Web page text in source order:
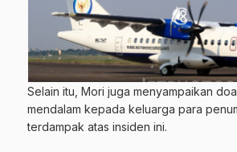
Selain itu, Mori juga menyampaikan
mendalam kepada keluarga para
terdampak atas insiden ini.